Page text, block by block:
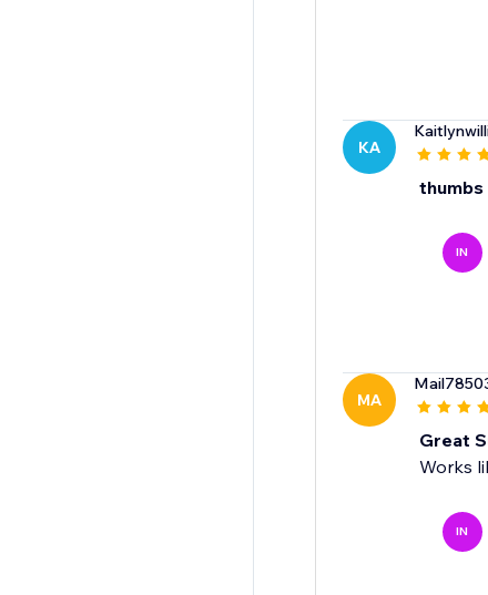
KA
thumbs
IN
MA
Great
Works
IN